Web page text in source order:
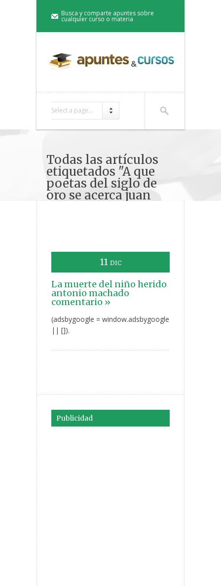
Busca y comparte apuntes sobre
cualquier curso o materia
Select a page...
Todas las artículos
etiquetados "A que
poetas del siglo de
oro se acerca juan
11 DIC
La muerte del niño herido
antonio machado
comentario »
(adsbygoogle = window.adsbygoogle
|| []).
Publicidad